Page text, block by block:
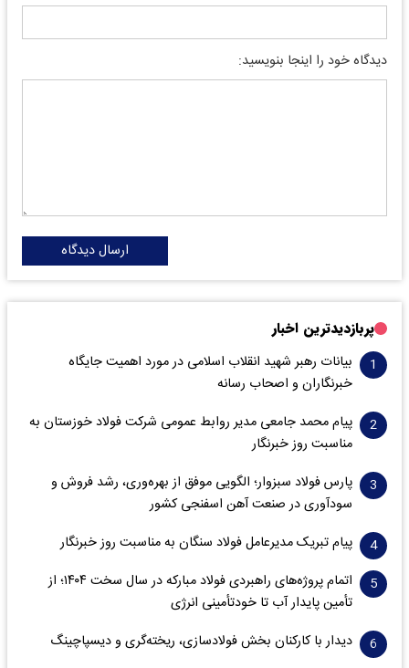
دیدگاه خود را اینجا بنویسید:
ارسال دیدگاه
پربازدیدترین اخبار
بیانات رهبر شهید انقلاب اسلامی در مورد اهمیت جایگاه
خبرنگاران و اصحاب رسانه
پیام محمد جامعی مدیر روابط عمومی شرکت فولاد خوزستان به
مناسبت روز خبرنگار
پارس فولاد سبزوار؛ الگویی موفق از بهره‌وری، رشد فروش و
سود‌آوری در صنعت آهن اسفنجی کشور
پیام تبریک مدیرعامل فولاد سنگان به مناسبت روز خبرنگار
اتمام پروژه‌های راهبردی فولاد مبارکه در سال سخت ۱۴۰۴؛ از
تأمین پایدار آب تا خودتأمینی انرژی
دیدار با کارکنان بخش فولادسازی، ریخته‌گری و دیسپاچینگ